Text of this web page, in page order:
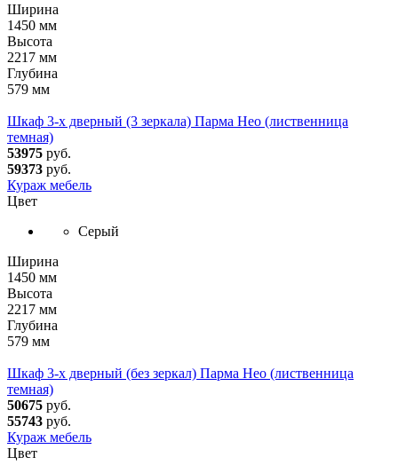
Ширина
1450 мм
Высота
2217 мм
Глубина
579 мм
Шкаф 3-х дверный (3 зеркала) Парма Нео (лиственница
темная)
53975 руб.
59373 руб.
Кураж мебель
Цвет
Серый
Ширина
1450 мм
Высота
2217 мм
Глубина
579 мм
Шкаф 3-х дверный (без зеркал) Парма Нео (лиственница
темная)
50675 руб.
55743 руб.
Кураж мебель
Цвет